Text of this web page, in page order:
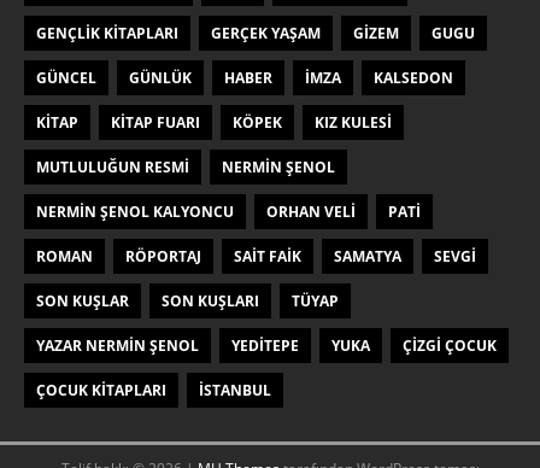
GENÇLIK KITAPLARI GERÇEK YAŞAM GIZEM GUGU
GÜNCEL GÜNLÜK HABER IMZA KALSEDON
KITAP KITAP FUARI KÖPEK KIZ KULESI
MUTLULUĞUN RESMI NERMIN ŞENOL
NERMIN ŞENOL KALYONCU ORHAN VELI PATI
ROMAN RÖPORTAJ SAIT FAIK SAMATYA SEVGI
SON KUŞLAR SON KUŞLARI TÜYAP
YAZAR NERMIN ŞENOL YEDITEPE YUKA ÇIZGI ÇOCUK
ÇOCUK KITAPLARI İSTANBUL